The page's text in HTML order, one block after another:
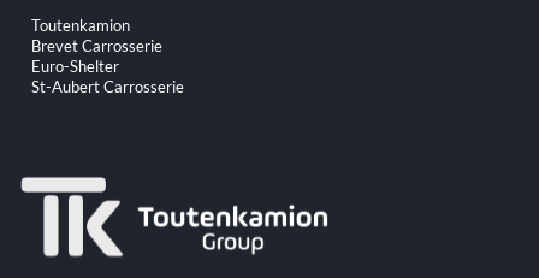
Aller
au
contenu
Toutenkamion
Brevet Carrosserie
Euro-Shelter
St-Aubert Carrosserie